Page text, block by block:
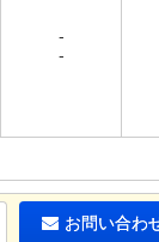
-
-
お問い合わ